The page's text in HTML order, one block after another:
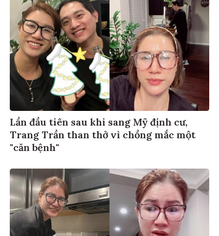
Lần đầu tiên sau khi sang Mỹ định cư,
Trang Trần than thở vì chồng mắc một
"căn bệnh"